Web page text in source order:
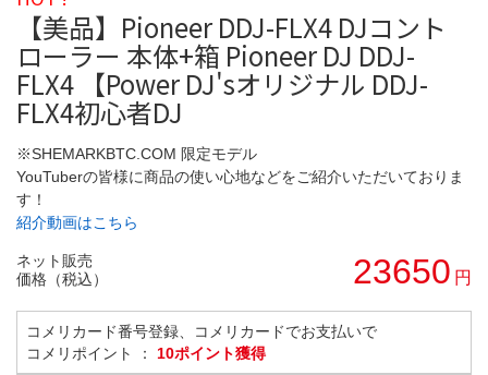
【美品】Pioneer DDJ-FLX4 DJコント
ローラー 本体+箱 Pioneer DJ DDJ-
FLX4 【Power DJ'sオリジナル DDJ-
FLX4初心者DJ
※SHEMARKBTC.COM 限定モデル
YouTuberの皆様に商品の使い心地などをご紹介いただいておりま
す！
紹介動画はこちら
ネット販売
価格（税込）
23650 円
コメリカード番号登録、コメリカードでお支払いで
コメリポイント ： 10ポイント獲得